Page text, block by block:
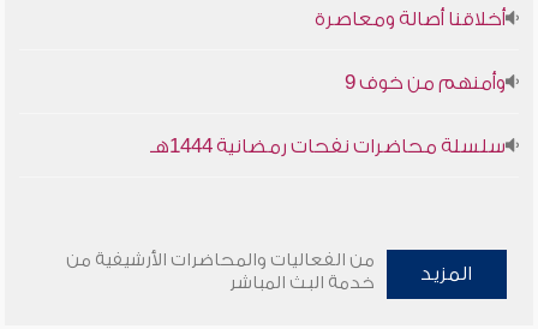
أخلاقنا أصالة ومعاصرة
وأمنهم من خوف 9
سلسلة محاضرات نفحات رمضانية 1444هـ
المزيد
من الفعاليات والمحاضرات الأرشيفية من
خدمة البث المباشر